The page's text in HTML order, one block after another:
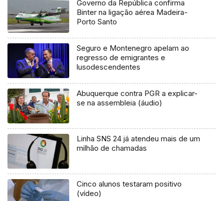
Governo da República confirma
Binter na ligação aérea Madeira-
Porto Santo
Seguro e Montenegro apelam ao
regresso de emigrantes e
lusodescendentes
Abuquerque contra PGR a explicar-
se na assembleia (áudio)
Linha SNS 24 já atendeu mais de um
milhão de chamadas
Cinco alunos testaram positivo
(vídeo)